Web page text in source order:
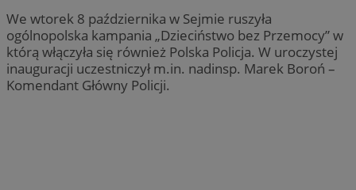
We wtorek 8 października w Sejmie ruszyła
ogólnopolska kampania „Dzieciństwo bez Przemocy” w
którą włączyła się również Polska Policja. W uroczystej
inauguracji uczestniczył m.in. nadinsp. Marek Boroń –
Komendant Główny Policji.